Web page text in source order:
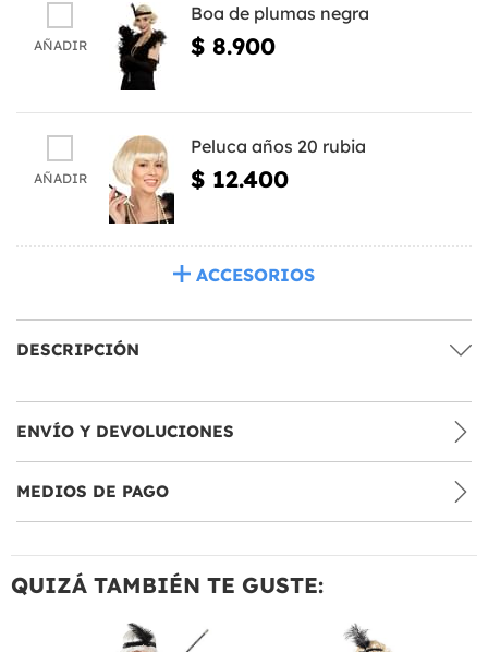
AÑADIR
Boa de plumas negra
$ 8.900
AÑADIR
Peluca años 20 rubia
$ 12.400
ACCESORIOS
DESCRIPCIÓN
ENVÍO Y DEVOLUCIONES
MEDIOS DE PAGO
QUIZÁ TAMBIÉN TE GUSTE: